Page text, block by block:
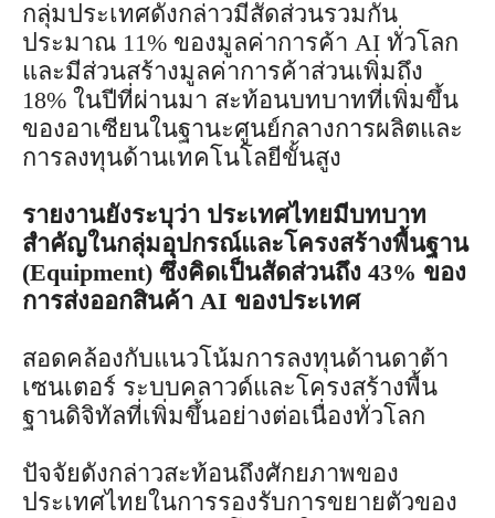
กลุ่มประเทศดังกล่าวมีสัดส่วนรวมกัน
ประมาณ 11% ของมูลค่าการค้า AI ทั่วโลก
และมีส่วนสร้างมูลค่าการค้าส่วนเพิ่มถึง
18% ในปีที่ผ่านมา สะท้อนบทบาทที่เพิ่มขึ้น
ของอาเซียนในฐานะศูนย์กลางการผลิตและ
การลงทุนด้านเทคโนโลยีขั้นสูง
รายงานยังระบุว่า ประเทศไทยมีบทบาท
สำคัญในกลุ่มอุปกรณ์และโครงสร้างพื้นฐาน
(Equipment) ซึ่งคิดเป็นสัดส่วนถึง 43% ของ
การส่งออกสินค้า AI ของประเทศ
สอดคล้องกับแนวโน้มการลงทุนด้านดาต้า
เซนเตอร์ ระบบคลาวด์และโครงสร้างพื้น
ฐานดิจิทัลที่เพิ่มขึ้นอย่างต่อเนื่องทั่วโลก
ปัจจัยดังกล่าวสะท้อนถึงศักยภาพของ
ประเทศไทยในการรองรับการขยายตัวของ